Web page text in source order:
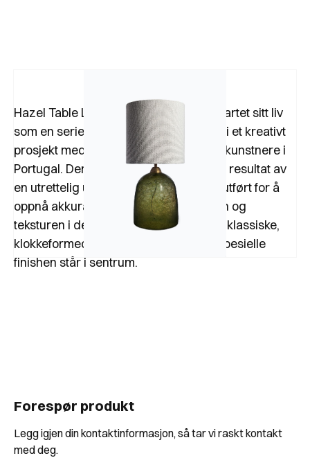
Forespør produkt
Legg igjen din kontaktinformasjon, så tar vi raskt kontakt
med deg.
Hazel Table Lamp fra Heathfield nye startet sitt liv
som en serie ferdighetseksperimenter i et kreativt
prosjekt med våre svært dyktige glasskunstnere i
Portugal. Den mosegrønne basen er et resultat av
en utrettelig utviklingsprosess som er utført for å
oppnå akkurat den riktige fargedybden og
teksturen i den boblete overflaten. Den klassiske,
klokkeformede formen gjør at denne spesielle
finishen står i sentrum.